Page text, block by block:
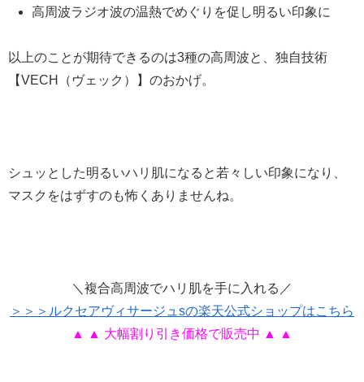
高周波ラジオ波の温熱でめぐりを促し明るい印象に
以上のことが期待できるのは3種の高周波と、独自技術
【VECH（ヴェック）】のおかげ。
シュッとした明るいハリ肌になると若々しい印象になり、
マスクをはずすのも怖くありませんね。
＼複合高周波でハリ肌を手に入れる／
＞＞＞ルクセアヴィサージュsの楽天公式ショップはこちら
▲ ▲ 大幅割り引き価格で販売中 ▲ ▲